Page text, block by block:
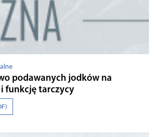
podawanych jodków na
funkcję tarczycy